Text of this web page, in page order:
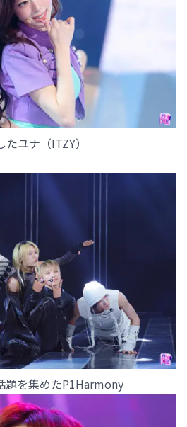
ユナ（ITZY）
題を集めたP1Harmony